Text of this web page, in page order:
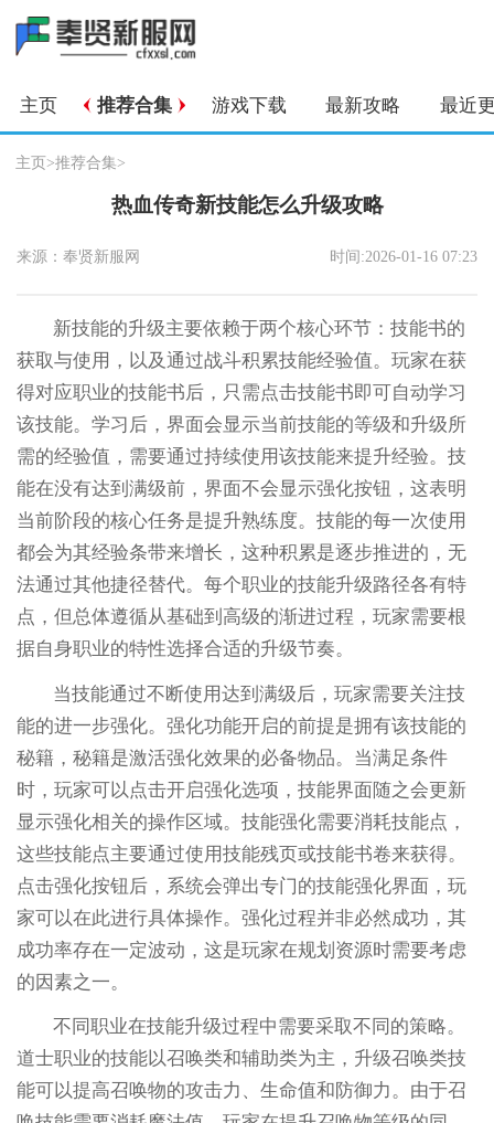
主页 推荐合集 游戏下载 最新攻略 最近
主页>推荐合集>
热血传奇新技能怎么升级攻略
来源：奉贤新服网 时间:2026-01-16 07:23
新技能的升级主要依赖于两个核心环节：技能书的
获取与使用，以及通过战斗积累技能经验值。玩家在获
得对应职业的技能书后，只需点击技能书即可自动学习
该技能。学习后，界面会显示当前技能的等级和升级所
需的经验值，需要通过持续使用该技能来提升经验。技
能在没有达到满级前，界面不会显示强化按钮，这表明
当前阶段的核心任务是提升熟练度。技能的每一次使用
都会为其经验条带来增长，这种积累是逐步推进的，无
法通过其他捷径替代。每个职业的技能升级路径各有特
点，但总体遵循从基础到高级的渐进过程，玩家需要根
据自身职业的特性选择合适的升级节奏。
当技能通过不断使用达到满级后，玩家需要关注技
能的进一步强化。强化功能开启的前提是拥有该技能的
秘籍，秘籍是激活强化效果的必备物品。当满足条件
时，玩家可以点击开启强化选项，技能界面随之会更新
显示强化相关的操作区域。技能强化需要消耗技能点，
这些技能点主要通过使用技能残页或技能书卷来获得。
点击强化按钮后，系统会弹出专门的技能强化界面，玩
家可以在此进行具体操作。强化过程并非必然成功，其
成功率存在一定波动，这是玩家在规划资源时需要考虑
的因素之一。
不同职业在技能升级过程中需要采取不同的策略。
道士职业的技能以召唤类和辅助类为主，升级召唤类技
能可以提高召唤物的攻击力、生命值和防御力。由于召